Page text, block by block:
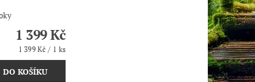
1 399 Kč
1 399 Kč / 1 ks